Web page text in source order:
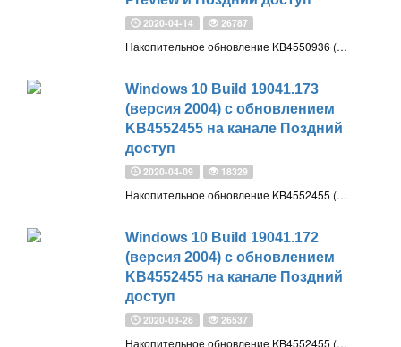
2020-04-14 26787
Накопительное обновление KB4550936 (Build 19041.207) для Windows 10, версия 2004 (20H1) доступно для участников программы Windows Insider с приоритетом обновления Release Preview и Поздний доступ
Windows 10 Build 19041.173
(версия 2004) с обновлением
KB4552455 на канале Поздний
доступ
2020-04-09 18329
Накопительное обновление KB4552455 (Build 19041.173) для Windows 10, версия 2004 (20H1) доступно для участников программы Windows Insider с приоритетом обновления Поздний доступ
Windows 10 Build 19041.172
(версия 2004) с обновлением
KB4552455 на канале Поздний
доступ
2020-03-26 26537
Накопительное обновление KB4552455 (Build 19041.172) для Windows 10, версия 2004 (20H1) доступно для участников программы Windows Insider с приоритетом обновления Поздний доступ